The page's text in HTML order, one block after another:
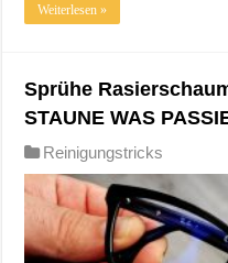
Weiterlesen »
Sprühe
STAUNE WAS
Reinigungstricks